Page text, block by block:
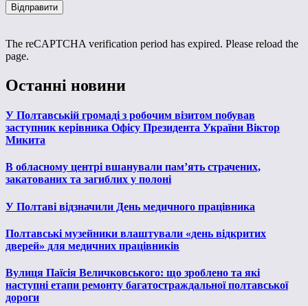
The reCAPTCHA verification period has expired. Please reload the
page.
Останні новини
У Полтавській громаді з робочим візитом побував
заступник керівника Офісу Президента України Віктор
Микита
В обласному центрі вшанували пам’ять страчених,
закатованих та загиблих у полоні
У Полтаві відзначили День медичного працівника
Полтавські музейники влаштували «день відкритих
дверей» для медичних працівників
Вулиця Паїсія Величковського: що зроблено та які
наступні етапи ремонту багатостраждальної полтавської
дороги